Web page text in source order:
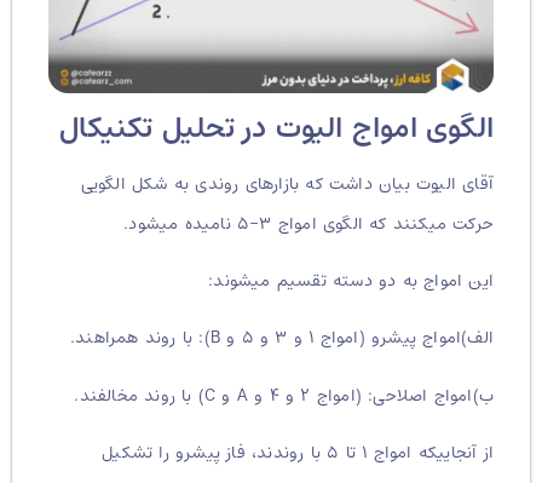
الگوی امواج الیوت در تحلیل تکنیکال
آقای الیوت بیان داشت که بازارهای روندی به شکل الگویی
حرکت میکنند که الگوی امواج ۳-۵ نامیده میشود.
این امواج به دو دسته تقسیم میشوند:
الف)امواج پیشرو (امواج ۱ و ۳ و ۵ و B): با روند همراهند.
ب)امواج اصلاحی: (امواج ۲ و ۴ و A و C) با روند مخالفند.
از آنجاییکه امواج ۱ تا ۵ با روندند، فاز پیشرو را تشکیل